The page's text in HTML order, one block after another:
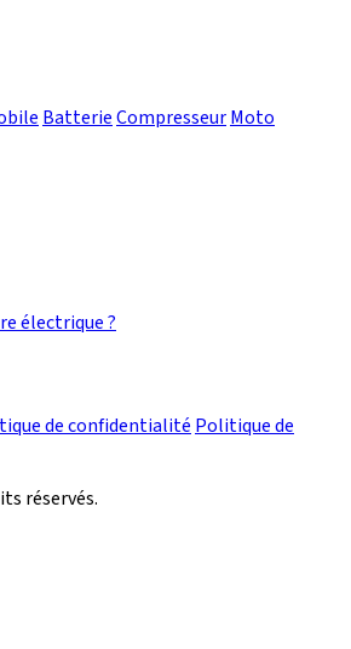
BatterieCompresseurMoto
électrique ?
de confidentialité Politique de
réservés.